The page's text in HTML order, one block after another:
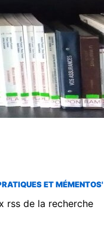
ET MÉMENTOS'
rss de la recherche